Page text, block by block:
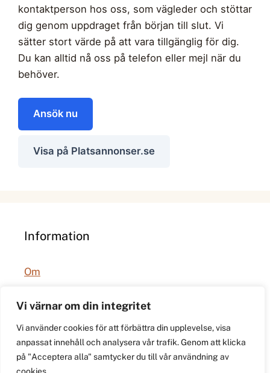
Vi värnar om din integritet
Vi använder cookies för att förbättra din upplevelse, visa
anpassat innehåll och analysera vår trafik. Genom att klicka
på "Acceptera alla" samtycker du till vår användning av
kontaktperson hos oss, som vägleder och stöttar
dig genom uppdraget från början till slut. Vi
sätter stort värde på att vara tillgänglig för dig.
Du kan alltid nå oss på telefon eller mejl när du
behöver.
Ansök nu
Visa på Platsannonser.se
Information
Om